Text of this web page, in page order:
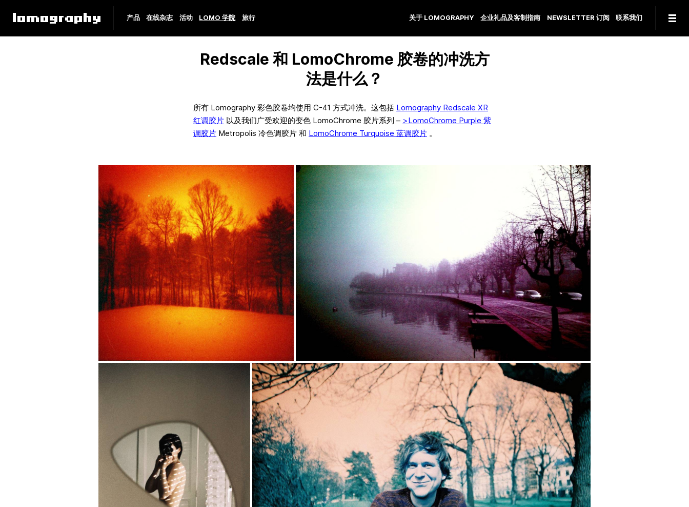
产品 在线杂志 活动 LOMO 学院 旅行 关于 LOMOGRAPHY 企业礼品及客制指南 NEWSLETTER 订阅 联系我们
Redscale 和 LomoChrome 胶卷的冲洗方
法是什么？
所有 Lomography 彩色胶卷均使用 C-41 方式冲洗。这包括 Lomography Redscale XR
红调胶片 以及我们广受欢迎的变色 LomoChrome 胶片系列 – >LomoChrome Purple 紫
调胶片 Metropolis 冷色调胶片 和 LomoChrome Turquoise 蓝调胶片 。